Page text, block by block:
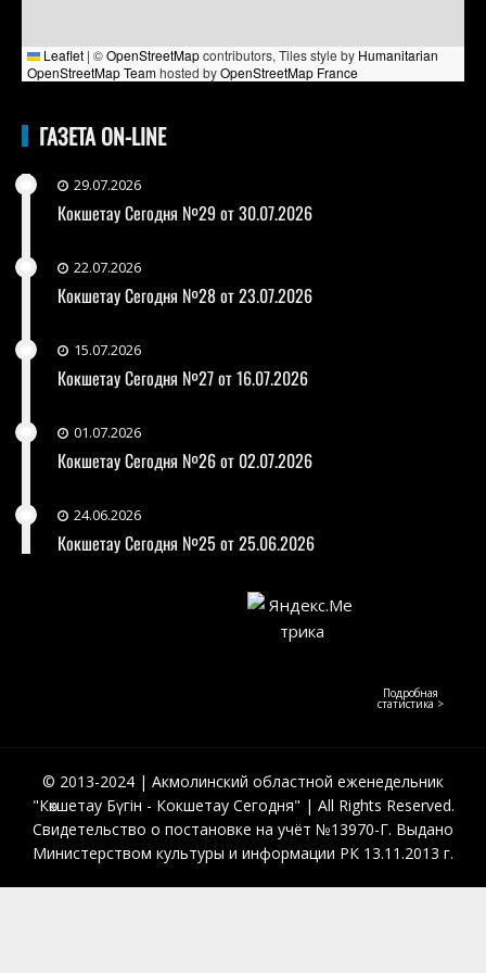
Leaflet | ©OpenStreetMapcontributors, Tiles style by Humanitarian
OpenStreetMap Teamhosted byOpenStreetMap France
ГАЗЕТА ON-LINE
29.07.2026
Кокшетау Сегодня №29 от 30.07.2026
22.07.2026
Кокшетау Сегодня №28 от 23.07.2026
15.07.2026
Кокшетау Сегодня №27 от 16.07.2026
01.07.2026
Кокшетау Сегодня №26 от 02.07.2026
24.06.2026
Кокшетау Сегодня №25 от 25.06.2026
Подробная
статистика >
© 2013-2024 | Акмолинский областной еженедельник
"Көкшетау Бүгін - Кокшетау Сегодня" | All Rights Reserved.
Свидетельство о постановке на учёт №13970-Г. Выдано
Министерством культуры и информации РК 13.11.2013 г.